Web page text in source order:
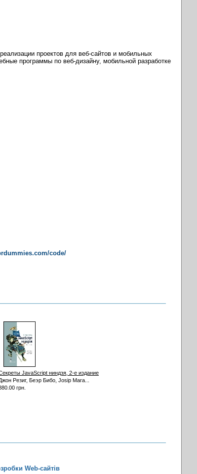
проектов для веб-сайтов и мобильных
программы по веб-дизайну, мобильной разработке
code/
JavaScript ниндзя, 2-е издание
Резиг, Беэр Бибо, Josip Mara...
грн.
Web-сайтів